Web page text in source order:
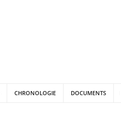
CHRONOLOGIE DOCUMENTS